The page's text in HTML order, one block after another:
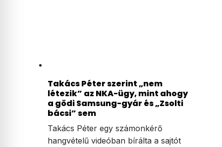
Takács Péter szerint „nem
létezik” az NKA-ügy, mint ahogy
a gödi Samsung-gyár és „Zsolti
bácsi” sem
Takács Péter egy számonkérő
hangvételű videóban bírálta a sajtót